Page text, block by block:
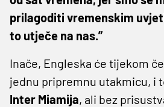
prilagoditi vremenskim
to utječe na nas.”
Inače, Engleska će tijekom
jednu pripremnu utakmicu, i
Inter Miamija, ali bez